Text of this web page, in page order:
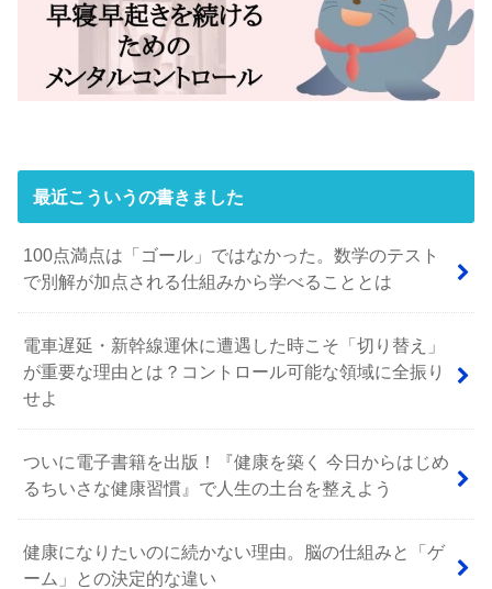
最近こういうの書きました
100点満点は「ゴール」ではなかった。数学のテスト
で別解が加点される仕組みから学べることとは
電車遅延・新幹線運休に遭遇した時こそ「切り替え」
が重要な理由とは？コントロール可能な領域に全振り
せよ
ついに電子書籍を出版！『健康を築く 今日からはじめ
るちいさな健康習慣』で人生の土台を整えよう
健康になりたいのに続かない理由。脳の仕組みと「ゲ
ーム」との決定的な違い